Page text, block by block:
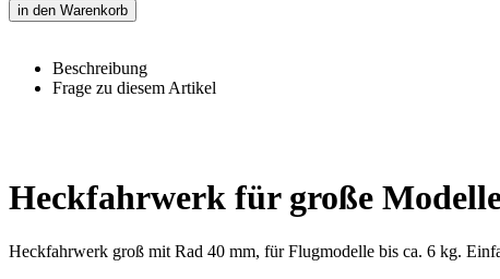
in den Warenkorb
Beschreibung
Frage zu diesem Artikel
Heckfahrwerk für große
Heckfahrwerk groß mit Rad 40 mm, für Flugmodelle bis ca. 6 kg.